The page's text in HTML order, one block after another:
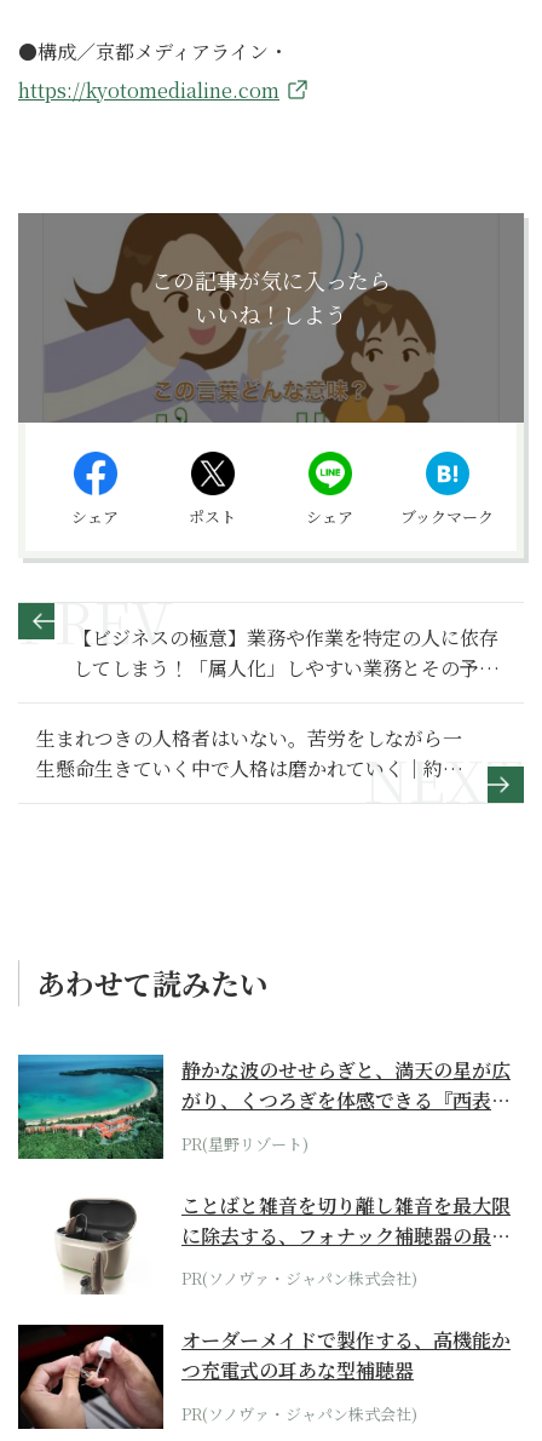
●構成／京都メディアライン・
https://kyotomedialine.com
この記事が気に入ったら
いいね！しよう
シェア ポスト シェア ブックマーク
【ビジネスの極意】業務や作業を特定の人に依存
してしまう！「属人化」しやすい業務とその予防
策
生まれつきの人格者はいない。苦労をしながら一
生懸命生きていく中で人格は磨かれていく｜約30
年、稲盛和夫氏のもとで学んだこと【運命をひら
あわせて読みたい
静かな波のせせらぎと、満天の星が広
がり、くつろぎを体感できる『西表島
ホテル by...
PR(星野リゾート)
ことばと雑音を切り離し雑音を最大限
に除去する、フォナック補聴器の最上
位モデル
PR(ソノヴァ・ジャパン株式会社)
オーダーメイドで製作する、高機能か
つ充電式の耳あな型補聴器
PR(ソノヴァ・ジャパン株式会社)